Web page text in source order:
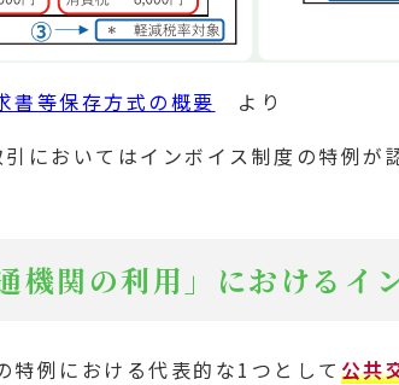
等保存方式の概要
より
においてはインボイス制度の特例が
機関の利用」における
特例における代表的な1つとして 公共